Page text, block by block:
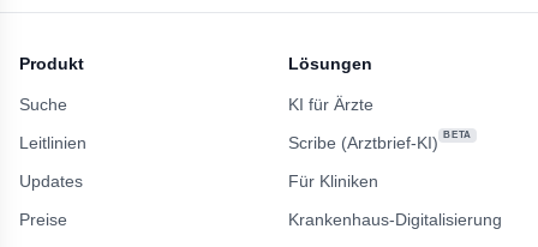
Produkt
Suche
Leitlinien
Updates
Preise
Lösungen
KI für Ärzte
Scribe (Arztbrief-KI)
BETA
Für Kliniken
Krankenhaus-Digitalisierung